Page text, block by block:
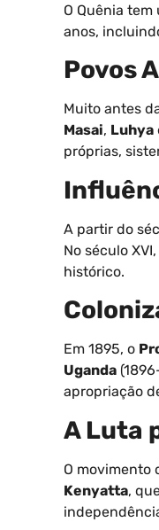
O Quênia
anos,
Povos
Muito antes
Masai, Luhya
próprias,
A partir do
No século
histórico.
Em 1895, o
Uganda
apropriação
A Luta
O movimento
Kenyatta,